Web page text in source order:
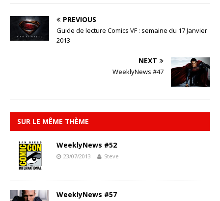
PREVIOUS
Guide de lecture Comics VF : semaine du 17 Janvier
2013
NEXT
WeeklyNews #47
SUR LE MÊME THÈME
WeeklyNews #52
23/07/2013 Steve
WeeklyNews #57